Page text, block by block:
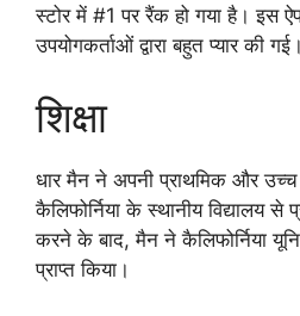
स्टोर में #1 पर रैंक हो गया है। इस
उपयोगकर्ताओं द्वारा बहुत प्यार की गई।
शिक्षा
धार मैन ने अपनी प्राथमिक और उच्च
कैलिफोर्निया के स्थानीय विद्यालय से
करने के बाद, मैन ने कैलिफोर्निया
प्राप्त किया।